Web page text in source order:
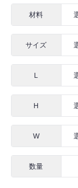
材料
サイズ
L
H
W
数量